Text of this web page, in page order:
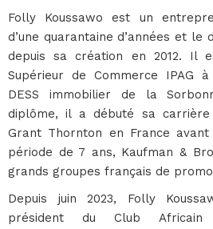
Folly Koussawo est un
d’une quarantaine d’années et le
depuis sa création en 2012. Il
Supérieur de Commerce IPAG
DESS immobilier de la
diplôme, il a débuté sa carrière
Grant Thornton en France
période de 7 ans, Kaufman &
grands groupes français de
Depuis juin 2023, Folly
président du Club Africain